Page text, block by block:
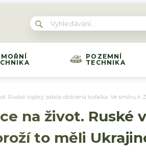
POZEMNÍ
TECHNIKA
Ruské vojáky zabila otrávená kořalka. Ve směru k
na život. Ruské
to měli